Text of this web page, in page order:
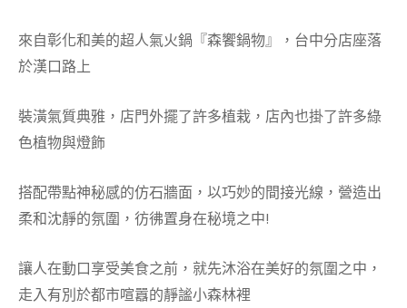
來自彰化和美的超人氣火鍋『森饗鍋物』，台中分店座落
於漢口路上
裝潢氣質典雅，店門外擺了許多植栽，店內也掛了許多綠
色植物與燈飾
搭配帶點神秘感的仿石牆面，以巧妙的間接光線，營造出
柔和沈靜的氛圍，彷彿置身在秘境之中!
讓人在動口享受美食之前，就先沐浴在美好的氛圍之中，
走入有別於都市喧囂的靜謐小森林裡